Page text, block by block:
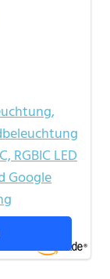
RGBIC LED
Google